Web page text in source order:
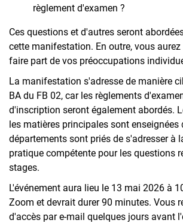
règlement d'examen ?
Ces questions et d'autres seront
cette manifestation. En outre, vous
faire part de vos préoccupations
La manifestation s'adresse de manière
BA du FB 02, car les règlements
d'inscription seront également abordés.
les matières principales sont enseignées
départements sont priés de s'adresser à
pratique compétente pour les questions
stages.
L'événement aura lieu le 13 mai 2026 à
Zoom et devrait durer 90 minutes. Vous
d'accès par e-mail quelques jours avant